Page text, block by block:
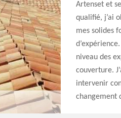
Artenset et
qualifié, j’ai
mes solides
niveau des
couverture.
intervenir
changement